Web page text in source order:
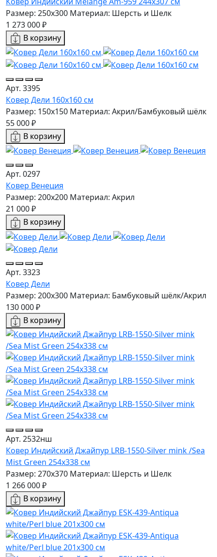
Размер: 250x300 Материал: Шерсть и Шелк
1 273 000 ₽
В корзину
Арт. 3395
Ковер Дели 160х160 см
Размер: 150х150 Материал: Акрил/Бамбуковый шёлк
55 000 ₽
В корзину
Арт. 0297
Ковер Венеция
Размер: 200х200 Материал: Акрил
21 000 ₽
В корзину
Арт. 3323
Ковер Дели
Размер: 200x300 Материал: Бамбуковый шёлк/Акрил
130 000 ₽
В корзину
Арт. 2532нш
Ковер Индийский Джайпур LRB-1550-Silver mink /Sea
Mist Green 254x338 см
Размер: 270x370 Материал: Шерсть и Шелк
1 266 000 ₽
В корзину